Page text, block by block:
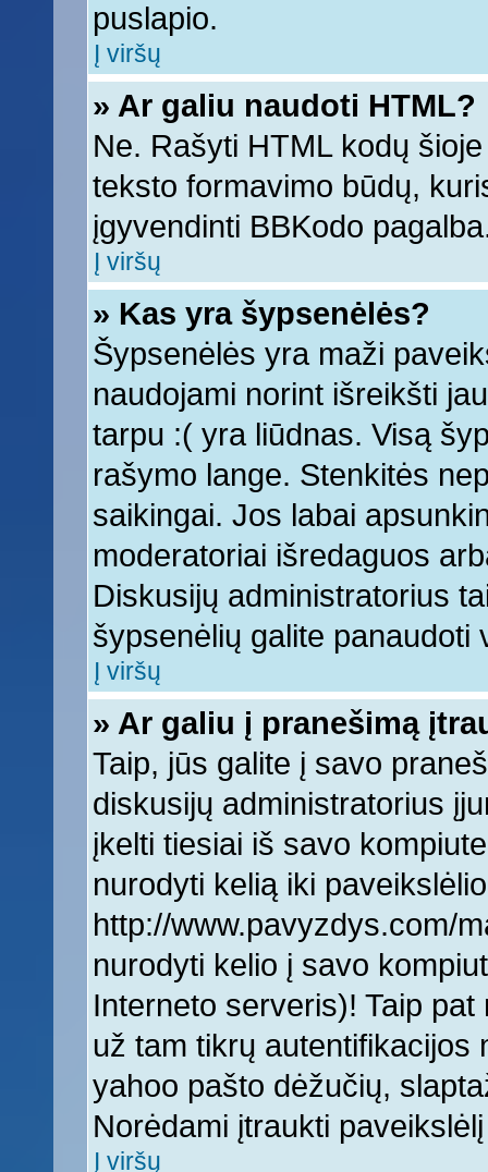
puslapio.
Į viršų
» Ar galiu naudoti HTML?
Ne. Rašyti HTML kodų
teksto formavimo būdų,
įgyvendinti BBKodo
Į viršų
» Kas yra šypsenėlės?
Šypsenėlės yra maži
naudojami norint išreikšti
tarpu :( yra liūdnas. Visą
rašymo lange. Stenkitės
saikingai. Jos labai
moderatoriai išredaguos
Diskusijų administratorius
šypsenėlių galite panaudoti
Į viršų
» Ar galiu į pranešimą
Taip, jūs galite į savo
diskusijų administratorius
įkelti tiesiai iš savo
nurodyti kelią iki
http://www.pavyzdys.com/
nurodyti kelio į savo
Interneto serveris)! Taip
už tam tikrų autentifikacijos
yahoo pašto dėžučių,
Norėdami įtraukti
Į viršų